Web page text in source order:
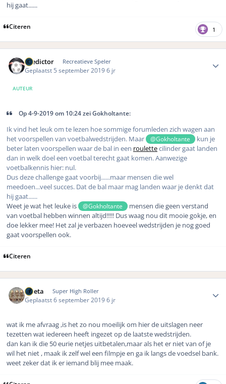
hij gaat......
Citeren 1
Predictor Recreatieve Speler
Geplaatst 5 september 20196 jr
AUTEUR
Op 4-9-2019 om 10:24 zei Gokholtante:
Ik vind het leuk om te lezen hoe sommige forumleden zich wagen aan
het voorspellen van voetbalwedstrijden. Maar
@Gokholtante
kun je
beter laten voorspellen waar de bal in een roulettecilinder gaat landen
dan in welk doel een voetbal terecht gaat komen. Aanwezige
voetbalkennis hier: nul.
Dus deze challenge gaat voorbij......maar mensen die wel
meedoen...veel succes. Dat de bal maar mag landen waar je denkt dat
hij gaat......
Weet je wat het leuke is
@Gokholtante
mensen die geen verstand
van voetbal hebben winnen altijd!!!!! Dus waag nou dit mooie gokje, en
doe lekker mee! Het zal je verbazen hoeveel wedstrijden je nog goed
gaat voorspellen ook.
Citeren
ruleta Super High Roller
Geplaatst6 september 20196 jr
wat ik me afvraag ,is het zo nou moeilijk om hier de uitslagen neer
tezetten wat iedereen heeft ingezet op de laatste wedstrijden.
dan kan ik die 50 eurie netjes uitbetalen,maar als het er niet van of je
wil het niet , maak ik zelf wel een filmpje en ga ik langs de voedsel bank.
weet zeker dat ik er iemand blij mee maak.